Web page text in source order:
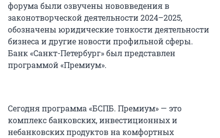
форума были озвучены нововведения в
законотворческой деятельности 2024–2025,
обозначены юридические тонкости деятельности
бизнеса и другие новости профильной сферы.
Банк «Санкт-Петербург» был представлен
программой «Премиум».
Сегодня программа «БСПБ. Премиум» — это
комплекс банковских, инвестиционных и
небанковских продуктов на комфортных